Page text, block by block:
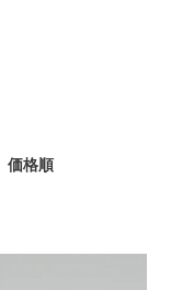
価格順